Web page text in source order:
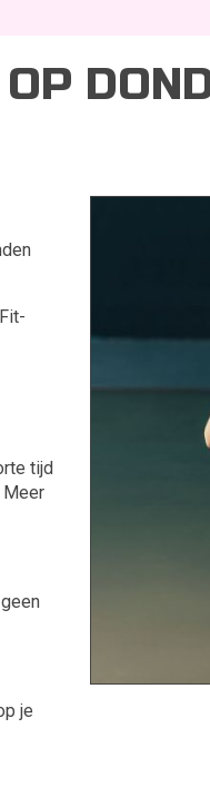
tijd
Meer
je